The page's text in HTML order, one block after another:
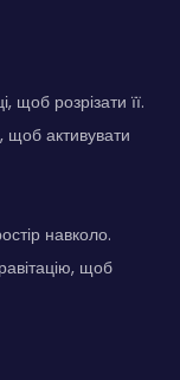
щоб розрізати її.
щоб активувати
навколо.
щоб